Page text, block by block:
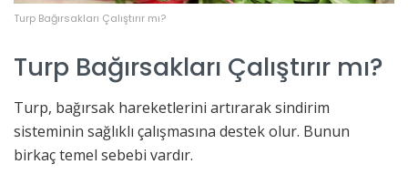
Turp Bağırsakları Çalıştırır mı?
Turp Bağırsakları Çalıştırır mı?
Turp, bağırsak hareketlerini artırarak sindirim
sisteminin sağlıklı çalışmasına destek olur. Bunun
birkaç temel sebebi vardır.